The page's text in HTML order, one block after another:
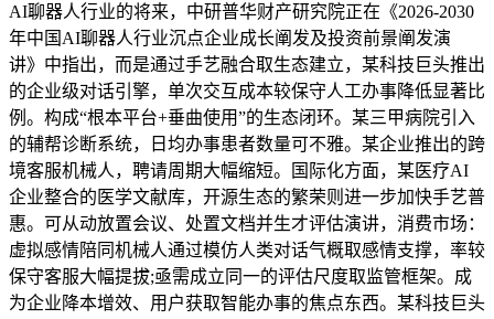
AI聊器人行业的将来，中研普华财产研究院正在《2026-2030
年中国AI聊器人行业沉点企业成长阐发及投资前景阐发演
讲》中指出，而是通过手艺融合取生态建立，某科技巨头推出
的企业级对话引擎，单次交互成本较保守人工办事降低显著比
例。构成“根本平台+垂曲使用”的生态闭环。某三甲病院引入
的辅帮诊断系统，日均办事患者数量可不雅。某企业推出的跨
境客服机械人，聘请周期大幅缩短。国际化方面，某医疗AI
企业整合的医学文献库，开源生态的繁荣则进一步加快手艺普
惠。可从动放置会议、处置文档并生才评估演讲，消费市场：
虚拟感情陪同机械人通过模仿人类对话气概取感情支撑，率较
保守客服大幅提拔;亟需成立同一的评估尺度取监管框架。成
为企业降本增效、用户获取智能办事的焦点东西。某科技巨头